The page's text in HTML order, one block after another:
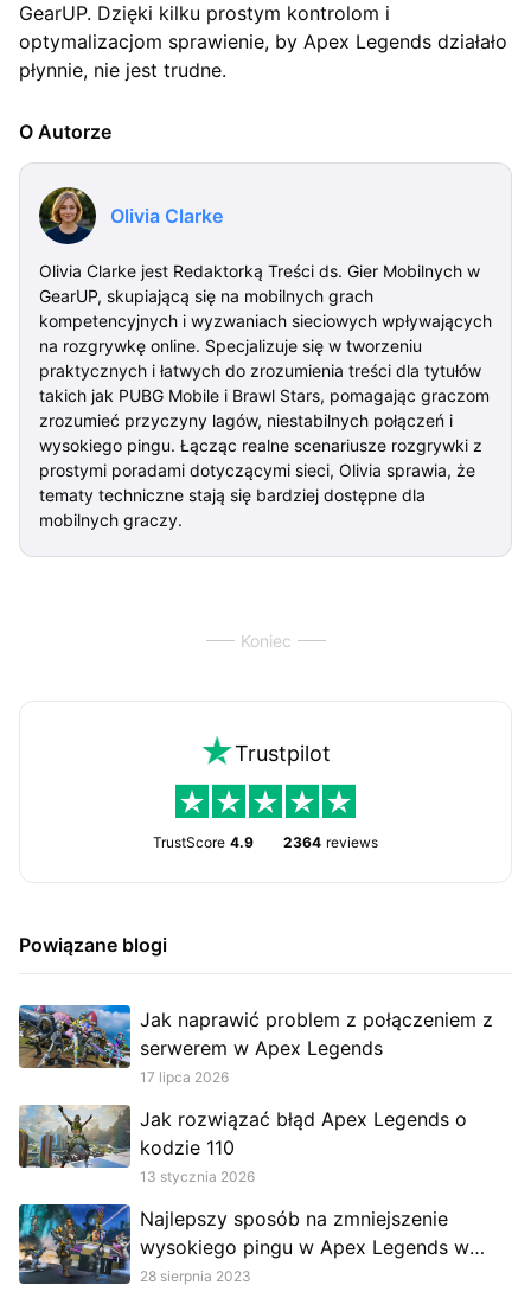
GearUP. Dzięki kilku prostym kontrolom i
optymalizacjom sprawienie, by Apex Legends działało
płynnie, nie jest trudne.
O Autorze
Olivia Clarke
Olivia Clarke jest Redaktorką Treści ds. Gier Mobilnych w
GearUP, skupiającą się na mobilnych grach
kompetencyjnych i wyzwaniach sieciowych wpływających
na rozgrywkę online. Specjalizuje się w tworzeniu
praktycznych i łatwych do zrozumienia treści dla tytułów
takich jak PUBG Mobile i Brawl Stars, pomagając graczom
zrozumieć przyczyny lagów, niestabilnych połączeń i
wysokiego pingu. Łącząc realne scenariusze rozgrywki z
prostymi poradami dotyczącymi sieci, Olivia sprawia, że
tematy techniczne stają się bardziej dostępne dla
mobilnych graczy.
Koniec
Trustpilot
TrustScore 4.9 2364 reviews
Powiązane blogi
Jak naprawić problem z połączeniem z
serwerem w Apex Legends
17 lipca 2026
Jak rozwiązać błąd Apex Legends o
kodzie 110
13 stycznia 2026
Najlepszy sposób na zmniejszenie
wysokiego pingu w Apex Legends w
2023 r
28 sierpnia 2023